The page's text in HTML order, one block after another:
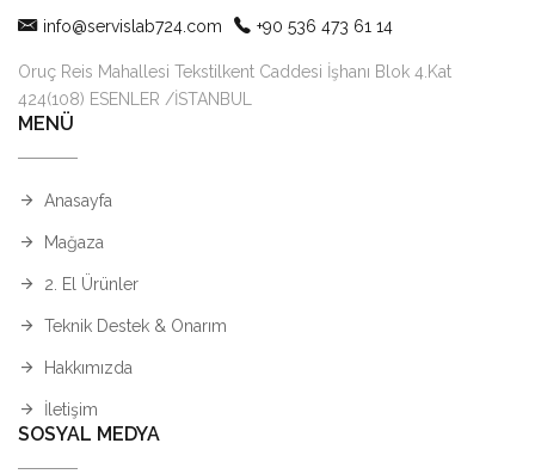
info@servislab724.com +90 536 473 61 14
Oruç Reis Mahallesi Tekstilkent Caddesi İşhanı Blok 4.Kat
424(108) ESENLER /İSTANBUL
MENÜ
Anasayfa
Mağaza
2. El Ürünler
Teknik Destek & Onarım
Hakkımızda
İletişim
SOSYAL MEDYA